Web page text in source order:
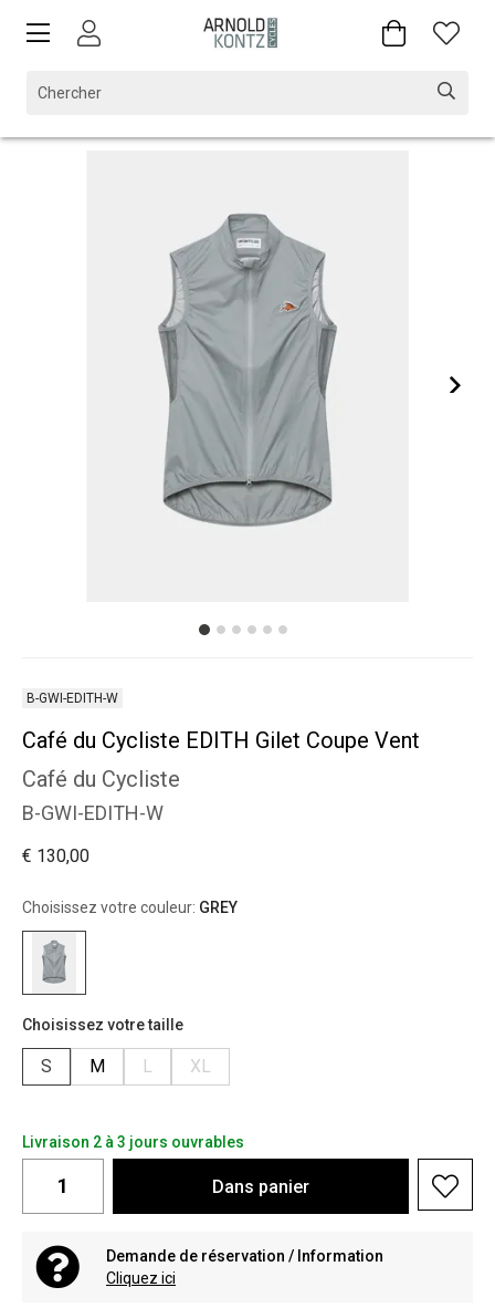
B-GWI-EDITH-W
Café du Cycliste EDITH Gilet Coupe Vent
Café du Cycliste
B-GWI-EDITH-W
€ 130,00
Choisissez votre couleur: GREY
Choisissez votre taille
S M L XL
Livraison 2 à 3 jours ouvrables
Dans panier
Demande de réservation / Information
Cliquez ici